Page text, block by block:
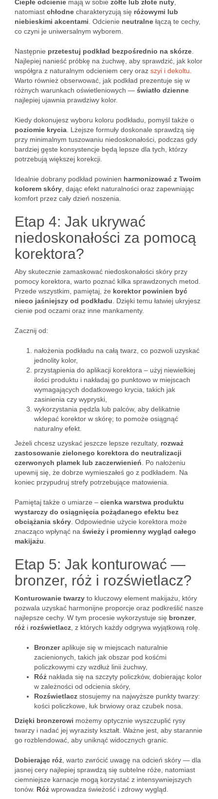
Ciepłe odcienie mają w sobie żółte lub złote nuty
natomiast chłodne charakteryzują się różowymi lub
niebieskimi akcentami . Odcienie neutralne łączą te cechy,
co czyni je uniwersalnym wyborem.
Następnie przetestuj podkład bezpośrednio na skórze
Najlepiej nanieść próbkę na żuchwę, aby sprawdzić, jak kolor
współgra z naturalnym odcieniem cery oraz szyi i dekoltu
Warto również obserwować, jak podkład prezentuje się w
różnych warunkach oświetleniowych — światło dzienne
najlepiej ujawnia prawdziwy kolor.
Kiedy dokonujesz wyboru koloru podkładu, pomyśl także o
poziomie krycia . Lżejsze formuły doskonale sprawdzą się
przy minimalnym tuszowaniu niedoskonałości, podczas gdy
bardziej gęste konsystencje będą lepsze dla tych, którzy
potrzebują większej korekcji.
Idealnie dobrany podkład powinien harmonizować z Twoim
kolorem skóry , dając efekt naturalności oraz zapewniając
komfort przez cały dzień noszenia.
Etap 4: Jak ukrywać
niedoskonałości za pomocą
korektora?
Aby skutecznie zamaskować niedoskonałości skóry przy
pomocy korektora, warto poznać kilka sprawdzonych metod.
Przede wszystkim, pamiętaj, że korektor powinien być
nieco jaśniejszy od podkładu . Dzięki temu łatwiej ukryjesz
cienie pod oczami oraz inne mankamenty.
Zacznij od:
nałożenia podkładu na całą twarz, co pozwoli uzyskać
jednolity kolor,
przystąpienia do aplikacji korektora – użyj niewielkiej
ilości produktu i nakładaj go punktowo w miejscach
wymagających dodatkowego krycia, takich jak
zasinienia czy wypryski,
wykorzystania pędzla lub palców, aby delikatnie
wklepać korektor w skórę; to pomoże osiągnąć
naturalny efekt.
Jeżeli chcesz uzyskać jeszcze lepsze rezultaty, rozważ
zastosowanie zielonego korektora do neutralizacji
czerwonych plamek lub zaczerwienień . Po nałożeniu
upewnij się, że dobrze wymieszałeś go z podkładem. Na
koniec przypudruj strefy potrzebujące matowienia.
Pamiętaj także o umiarze – cienka warstwa produktu
wystarczy do osiągnięcia pożądanego efektu bez
obciążania skóry . Odpowiednie użycie korektora może
znacząco wpłynąć na świeży i promienny wygląd całego
makijażu
Etap 5: Jak konturować —
bronzer, róż i rozświetlacz?
Konturowanie twarzy to kluczowy element makijażu, który
pozwala uzyskać harmonijne proporcje oraz podkreślić nasze
najlepsze cechy. W tym procesie wykorzystuje się bronzer,
róż i rozświetlacz , z których każdy odgrywa wyjątkową rolę.
Bronzeraplikuje się w miejscach naturalnie
zacienionych, takich jak obszar pod kośćmi
policzkowymi czy wzdłuż linii żuchwy,
Róż nakłada się na szczyty policzków, dobierając kolor
w zależności od odcienia skóry,
Rozświetlacz stosujemy na najwyższe punkty twarzy:
kości policzkowe, łuk brwiowy oraz czubek nosa.
Dzięki bronzerowi możemy optycznie wyszczuplić rysy
twarzy i nadać jej wyrazisty kształt. Ważne jest, aby starannie
go rozblendować, aby uniknąć widocznych granic.
Dobierając róż , warto zwrócić uwagę na odcień skóry — dla
jasnej cery najlepiej sprawdzą się subtelne róże, natomiast
ciemniejsze karnacje mogą korzystać z intensywniejszych
tonów. Róż wprowadza świeżość i zdrowy wygląd.